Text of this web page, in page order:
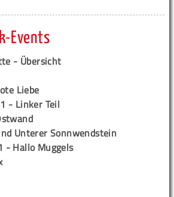
Events
- Übersicht
Liebe
- Linker Teil
Unterer Sonnwendstein
- Hallo Muggels